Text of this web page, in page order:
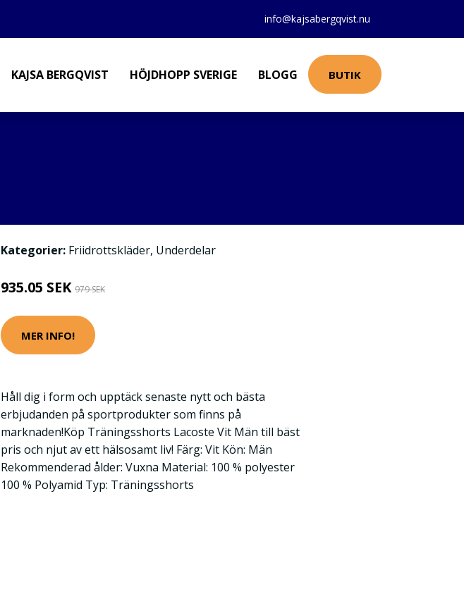
info@kajsabergqvist.nu
KAJSA BERGQVIST HÖJDHOPP SVERIGE BLOGG BUTIK
Kategorier: Friidrottskläder, Underdelar
935.05 SEK 979 SEK
MER INFO!
Håll dig i form och upptäck senaste nytt och bästa
erbjudanden på sportprodukter som finns på
marknaden!Köp Träningsshorts Lacoste Vit Män till bäst
pris och njut av ett hälsosamt liv! Färg: Vit Kön: Män
Rekommenderad ålder: Vuxna Material: 100 % polyester
100 % Polyamid Typ: Träningsshorts